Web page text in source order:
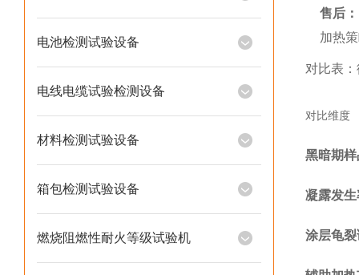
电池检测试验设备
电线电缆试验检测设备
材料检测试验设备
箱包检测试验设备
燃烧阻燃性耐火等级试验机
售后
加热
对比表
对比维度
黑暗期
凝露发生
涂层龟